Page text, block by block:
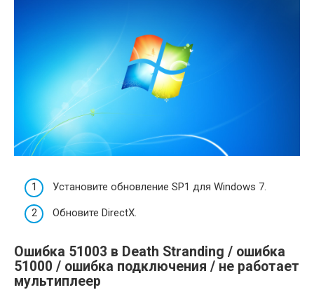
Установите обновление SP1 для Windows 7.
Обновите DirectX.
Ошибка 51003 в Death Stranding / ошибка
51000 / ошибка подключения / не работает
мультиплеер